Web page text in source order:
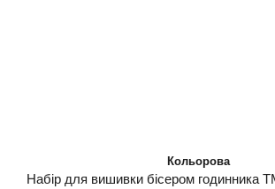
Кольорова
Набір для вишивки бісером